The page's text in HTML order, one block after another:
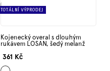
TOTÁLNÍ VÝPRODEJ
Kojenecký overal s dlouhým
rukávem LOSAN, šedý melanž
361 Kč
Mix